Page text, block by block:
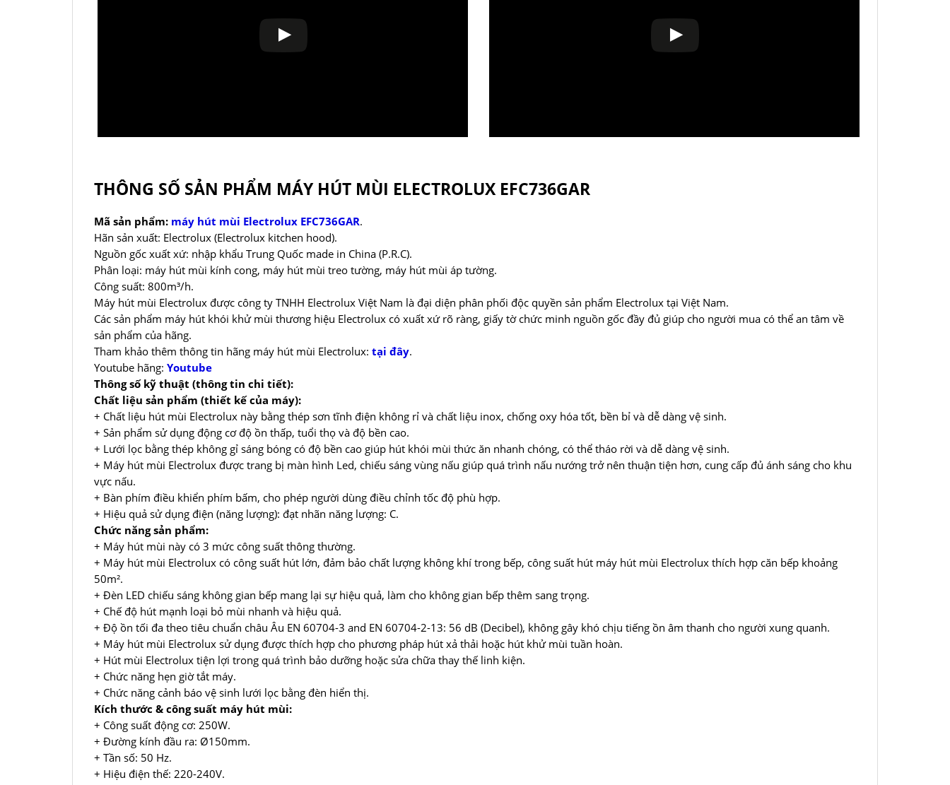
THÔNG SỐ SẢN PHẨM MÁY HÚT MÙI ELECTROLUX EFC736GAR
Mã sản phẩm: máy hút mùi Electrolux EFC736GAR.
Hãn sản xuất: Electrolux (Electrolux kitchen hood).
Nguồn gốc xuất xứ: nhập khẩu Trung Quốc made in China (P.R.C).
Phân loại: máy hút mùi kính cong, máy hút mùi treo tường, máy hút mùi áp tường.
Công suất: 800m³/h.
Máy hút mùi Electrolux được công ty TNHH Electrolux Việt Nam là đại diện phân phối độc quyền sản phẩm Electrolux tại Việt Nam.
Các sản phẩm máy hút khói khử mùi thương hiệu Electrolux có xuất xứ rõ ràng, giấy tờ chức minh nguồn gốc đầy đủ giúp cho người mua có thể an tâm về
sản phẩm của hãng.
Tham khảo thêm thông tin hãng máy hút mùi Electrolux: tại đây.
Youtube hãng: Youtube
Thông số kỹ thuật (thông tin chi tiết):
Chất liệu sản phẩm (thiết kế của máy):
+ Chất liệu hút mùi Electrolux này bằng thép sơn tĩnh điện không rỉ và chất liệu inox, chống oxy hóa tốt, bền bỉ và dễ dàng vệ sinh.
+ Sản phẩm sử dụng động cơ độ ồn thấp, tuổi thọ và độ bền cao.
+ Lưới lọc bằng thép không gỉ sáng bóng có độ bền cao giúp hút khói mùi thức ăn nhanh chóng, có thể tháo rời và dễ dàng vệ sinh.
+ Máy hút mùi Electrolux được trang bị màn hình Led, chiếu sáng vùng nấu giúp quá trình nấu nướng trở nên thuận tiện hơn, cung cấp đủ ánh sáng cho khu
vực nấu.
+ Bàn phím điều khiển phím bấm, cho phép người dùng điều chỉnh tốc độ phù hợp.
+ Hiệu quả sử dụng điện (năng lượng): đạt nhãn năng lượng: C.
Chức năng sản phẩm:
+ Máy hút mùi này có 3 mức công suất thông thường.
+ Máy hút mùi Electrolux có công suất hút lớn, đảm bảo chất lượng không khí trong bếp, công suất hút máy hút mùi Electrolux thích hợp căn bếp khoảng
50m².
+ Đèn LED chiếu sáng không gian bếp mang lại sự hiệu quả, làm cho không gian bếp thêm sang trọng.
+ Chế độ hút mạnh loại bỏ mùi nhanh và hiệu quả.
+ Độ ồn tối đa theo tiêu chuẩn châu Âu EN 60704-3 and EN 60704-2-13: 56 dB (Decibel), không gây khó chịu tiếng ồn âm thanh cho người xung quanh.
+ Máy hút mùi Electrolux sử dụng được thích hợp cho phương pháp hút xả thải hoặc hút khử mùi tuần hoàn.
+ Hút mùi Electrolux tiện lợi trong quá trình bảo dưỡng hoặc sửa chữa thay thế linh kiện.
+ Chức năng hẹn giờ tắt máy.
+ Chức năng cảnh báo vệ sinh lưới lọc bằng đèn hiển thị.
Kích thước & công suất máy hút mùi:
+ Công suất động cơ: 250W.
+ Đường kính đầu ra: Ø150mm.
+ Tần số: 50 Hz.
+ Hiệu điện thế: 220-240V.